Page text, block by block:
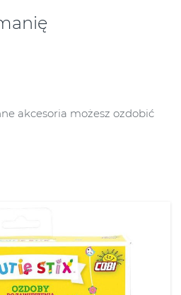
akcesoria możesz ozdobić